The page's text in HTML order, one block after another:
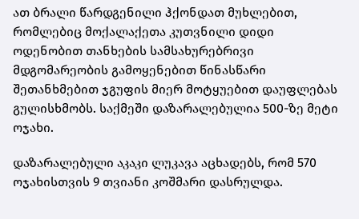
ათ ბრალი წარდგენილი ჰქონდათ მუხლებით,
რომლებიც მოქალაქეთა კუთვნილი დიდი
ოდენობით თანხების სამსახურებრივი
მდგომარეობის გამოყენებით წინასწარი
შეთანხმებით ჯგუფის მიერ მოტყუებით დაუფლებას
გულისხმობს. საქმეში დაზარალებულია 500-ზე მეტი
ოჯახი.
დაზარალებული აკაკი ლუკავა აცხადებს, რომ 570
ოჯახისთვის 9 თვიანი კოშმარი დასრულდა.